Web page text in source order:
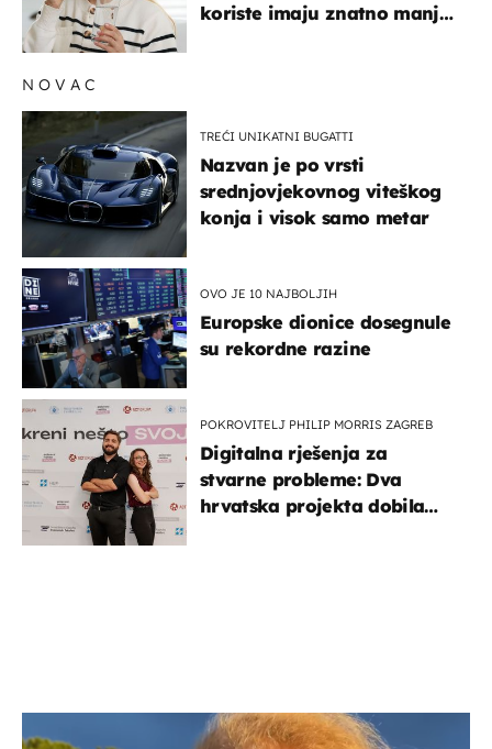
koriste imaju znatno manji
NOVAC
TREĆI UNIKATNI BUGATTI
Nazvan je po vrsti
srednjovjekovnog viteškog
konja i visok samo metar
OVO JE 10 NAJBOLJIH
Europske dionice dosegnule
su rekordne razine
POKROVITELJ PHILIP MORRIS ZAGREB
Digitalna rješenja za
stvarne probleme: Dva
hrvatska projekta dobila